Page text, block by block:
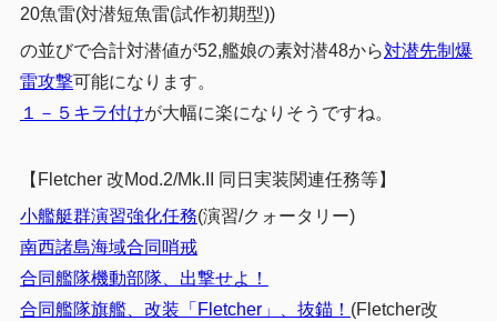
20魚雷(対潜短魚雷(試作初期型))
の並びで合計対潜値が52,艦娘の素対潜48から対潜先制爆
雷攻撃可能になります。
１－５キラ付けが大幅に楽になりそうですね。
【Fletcher 改Mod.2/Mk.II 同日実装関連任務等】
小艦艇群演習強化任務(演習/クォータリー)
南西諸島海域合同哨戒
合同艦隊機動部隊、出撃せよ！
合同艦隊旗艦、改装「Fletcher」、抜錨！ (Fletcher改